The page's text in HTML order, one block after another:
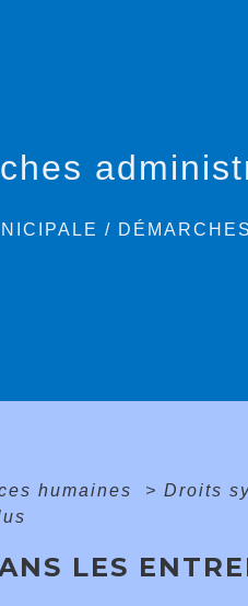
/
humaines > Droits
LES